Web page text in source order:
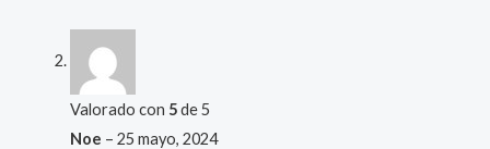
Valorado con 5de 5
Noe – 25 mayo, 2024